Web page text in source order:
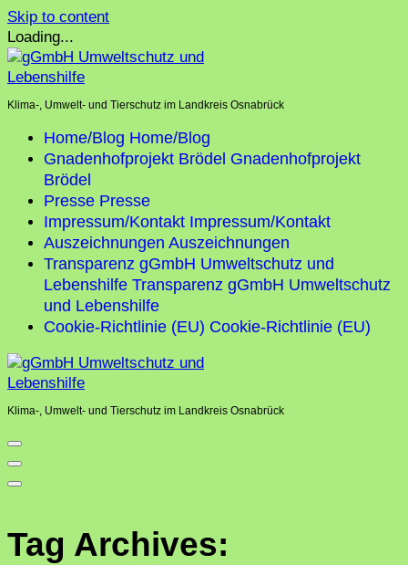
Skip to content
Loading...
Klima-, Umwelt- und Tierschutz im Landkreis Osnabrück
Home/Blog Home/Blog
Gnadenhofprojekt Brödel Gnadenhofprojekt
Brödel
Presse Presse
Impressum/Kontakt Impressum/Kontakt
Auszeichnungen Auszeichnungen
Transparenz gGmbH Umweltschutz und
Lebenshilfe Transparenz gGmbH Umweltschutz
und Lebenshilfe
Cookie-Richtlinie (EU) Cookie-Richtlinie (EU)
Klima-, Umwelt- und Tierschutz im Landkreis Osnabrück
Tag Archives: